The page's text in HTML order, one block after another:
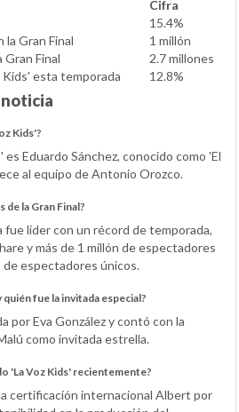
Cifra
15.4%
la Gran Final
1 millón
Final
2.7 millones
Kids' esta temporada
12.8%
Kids'?
es Eduardo Sánchez, conocido como 'El
al equipo de Antonio Orozco.
la Gran Final?
fue líder con un récord de temporada,
y más de 1 millón de espectadores
de espectadores únicos.
fue la invitada especial?
por Eva González y contó con la
como invitada estrella.
'La Voz Kids' recientemente?
certificación internacional Albert por